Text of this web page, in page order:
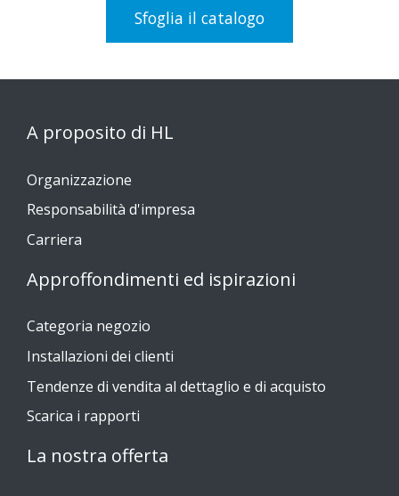
Sfoglia il catalogo
A proposito di HL
Organizzazione
Responsabilità d'impresa
Carriera
Approffondimenti ed ispirazioni
Categoria negozio
Installazioni dei clienti
Tendenze di vendita al dettaglio e di acquisto
Scarica i rapporti
La nostra offerta